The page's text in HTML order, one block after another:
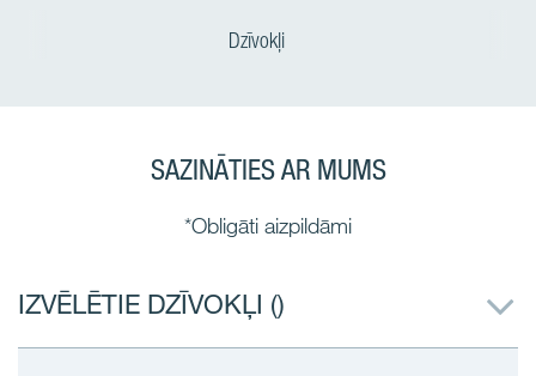
Dzīvokļi
SAZINĀTIES AR MUMS
*Obligāti aizpildāmi
IZVĒLĒTIE DZĪVOKĻI ()